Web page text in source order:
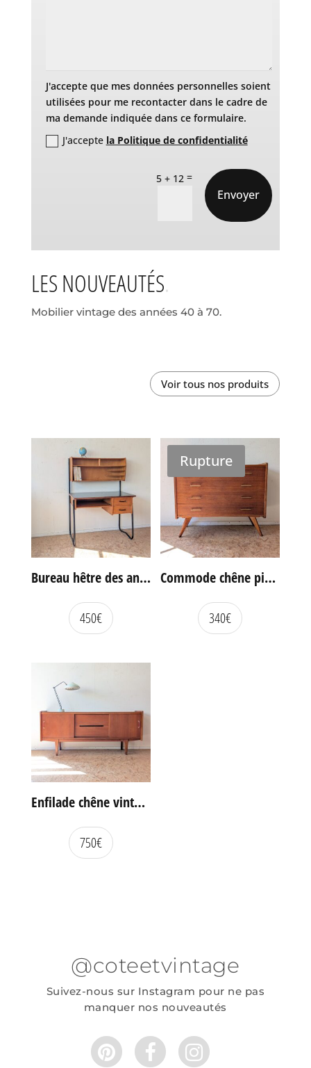
J'accepte que mes données personnelles soient
utilisées pour me recontacter dans le cadre de
ma demande indiquée dans ce formulaire.
J'accepte la Politique de confidentialité
5 + 12 =
Envoyer
LES NOUVEAUTÉS
Mobilier vintage des années 40 à 70.
Voir tous nos produits
Bureau hêtre des années 60
450€
Rupture
Commode chêne pieds compas vintage
340€
Enfilade chêne vintage portes coulissantes
750€
@coteetvintage
Suivez-nous sur Instagram pour ne pas
manquer nos nouveautés